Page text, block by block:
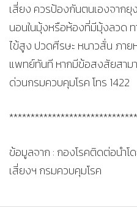
เสี่ยง ควรป้องกันตนเองจาก
นอนในมุ้งหรือห้องที่มีมุ้งลวด
ไข้สูง ปวดศีรษะ หนาวสั่น ภา
แพทย์ทันที หากมีข้อสงสัยสาม
ด่วนกรมควบคุมโรค โทร 1422
ข้อมูลจาก : กองโรคติดต่อนำ
เสี่ยงฯ กรมควบคุมโรค